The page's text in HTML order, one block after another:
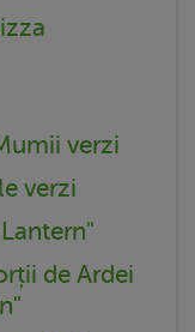
verzi
verzi
de Ardei